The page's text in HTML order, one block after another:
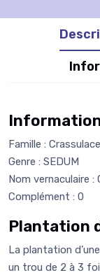
Famille :
Genre : SEDUM
Nom vernaculaire :
Complément : 0
Plantation
La plantation
un trou de 2 à 3